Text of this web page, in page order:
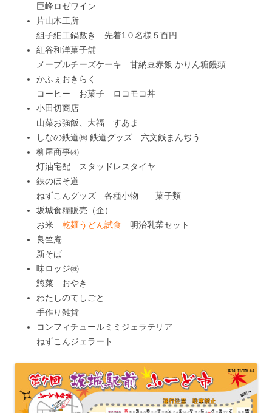
巨峰ロゼワイン
片山木工所
組子細工鍋敷き 先着1０名様５百円
紅谷和洋菓子舗
メープルチーズケーキ 甘納豆赤飯 かりん糖饅頭
かふぇおきらく
コーヒー お菓子 ロコモコ丼
小田切商店
山菜お強飯、大福 すあま
しなの鉄道㈱ 鉄道グッズ 六文銭まんぢう
柳屋商事㈱
灯油宅配 スタッドレスタイヤ
鉄のほそ道
ねずこんグッズ 各種小物 菓子類
坂城食糧販売（企）
お米 乾麺うどん試食 明治乳業セット
良竺庵
新そば
味ロッジ㈱
惣菜 おやき
わたしのてしごと
手作り雑貨
コンフィチュールミミジェラテリア
ねずこんジェラート